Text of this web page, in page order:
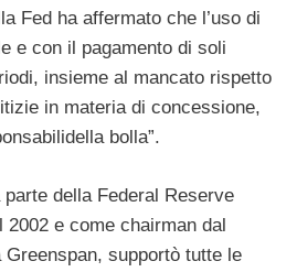
Fed ha affermato che l’uso di
e con il pagamento di soli
insieme al mancato rispetto
in materia di concessione,
bolla”.
della Federal Reserve
2002 e come chairman dal
Greenspan, supportò tutte le